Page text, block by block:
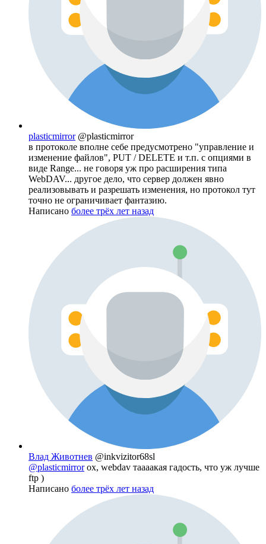
plasticmirror @plasticmirror
в протоколе вполне себе предусмотрено "управление и
изменение файлов", PUT / DELETE и т.п. с опциями в
виде Range... не говоря уж про расширения типа
WebDAV... другое дело, что сервер должен явно
реализовывать и разрешать изменения, но протокол тут
точно не ограничивает фантазию.
Написано более трёх лет назад
Влад Животнев @inkvizitor68sl
@plasticmirrorох, webdav таааакая гадость, что уж лучше
ftp )
Написано более трёх лет назад